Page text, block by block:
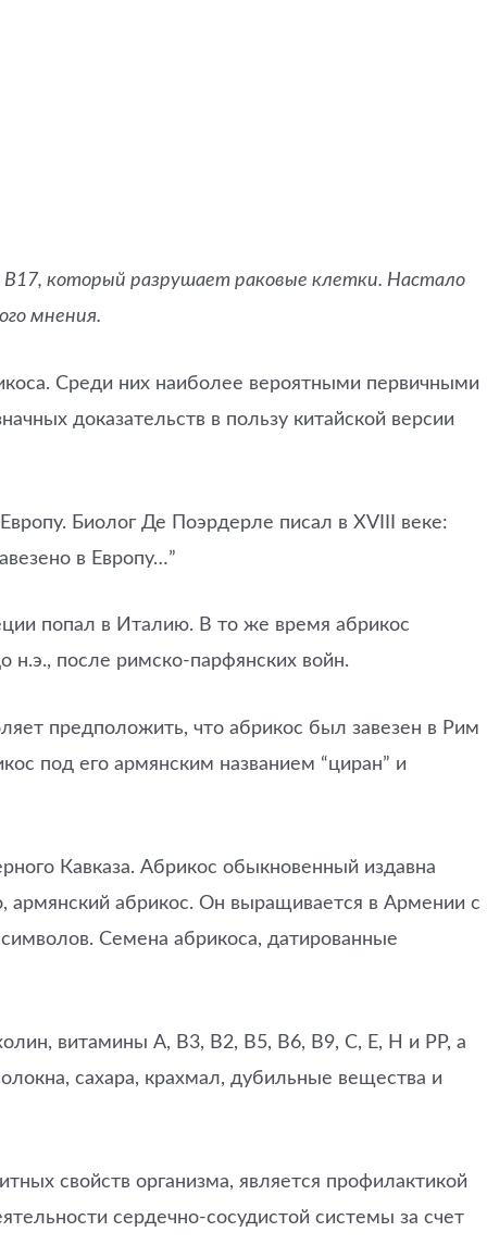
который разрушает раковые клетки. Настало
мнения.
Среди них наиболее вероятными первичными
доказательств в пользу китайской версии
Биолог Де Поэрдерле писал в XVIII веке:
в Европу…”
попал в Италию. В то же время абрикос
н.э., после римско-парфянских войн.
предположить, что абрикос был завезен в Рим
под его армянским названием “циран” и
Кавказа. Абрикос обыкновенный издавна
абрикос. Он выращивается в Армении с
Семена абрикоса, датированные
витамины А, В3, В2, В5, В6, В9, С, Е, Н и РР, а
сахара, крахмал, дубильные вещества и
свойств организма, является профилактикой
сердечно-сосудистой системы за счет